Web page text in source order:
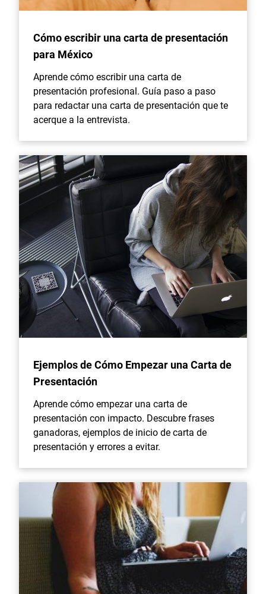
Cómo escribir una carta de presentación
para México
Aprende cómo escribir una carta de
presentación profesional. Guía paso a paso
para redactar una carta de presentación que te
acerque a la entrevista.
Ejemplos de Cómo Empezar una Carta de
Presentación
Aprende cómo empezar una carta de
presentación con impacto. Descubre frases
ganadoras, ejemplos de inicio de carta de
presentación y errores a evitar.